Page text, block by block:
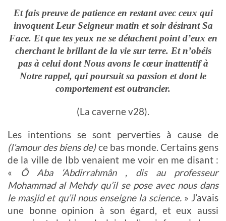
Et fais preuve de patience en restant avec ceux qui
invoquent Leur Seigneur matin et soir désirant Sa
Face. Et que tes yeux ne se détachent point d’eux en
cherchant le brillant de la vie sur terre. Et n’obéis
pas à celui dont Nous avons le cœur inattentif à
Notre rappel, qui poursuit sa passion et dont le
comportement est outrancier.
(La caverne v28).
Les intentions se sont perverties à cause de
(l’amour des biens de)ce bas monde. Certains gens
de la ville de Ibb venaient me voir en me disant :
« Ô Aba ‘Abdirrahmân , dis au professeur
Mohammad al Mehdy qu’il se pose avec nous dans
le masjid et qu’il nous enseigne la science. » J’avais
une bonne opinion à son égard, et eux aussi